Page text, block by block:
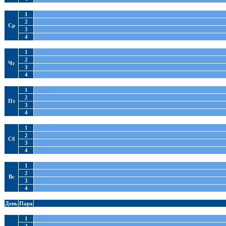
Ср
1
2
3
4
Чт
1
2
3
4
Пт
1
2
3
4
Сб
1
2
3
4
Вс
1
2
3
4
День Пара
1